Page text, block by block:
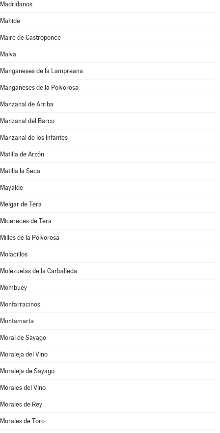
Madridanos
Mahide
Maire de Castroponce
Malva
Manganeses de la Lampreana
Manganeses de la Polvorosa
Manzanal de Arriba
Manzanal del Barco
Manzanal de los Infantes
Matilla de Arzón
Matilla la Seca
Mayalde
Melgar de Tera
Micereces de Tera
Milles de la Polvorosa
Molacillos
Molezuelas de la Carballeda
Mombuey
Monfarracinos
Montamarta
Moral de Sayago
Moraleja del Vino
Moraleja de Sayago
Morales del Vino
Morales de Rey
Morales de Toro